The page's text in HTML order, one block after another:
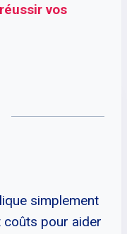
vos
simplement
coûts pour aider